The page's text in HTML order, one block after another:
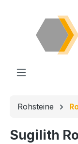
Rohsteine
Sugilith